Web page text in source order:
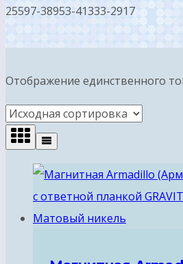
25597-38953-41333-2917
Отображение единственного